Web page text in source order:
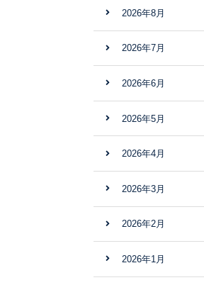
2026年8月
2026年7月
2026年6月
2026年5月
2026年4月
2026年3月
2026年2月
2026年1月